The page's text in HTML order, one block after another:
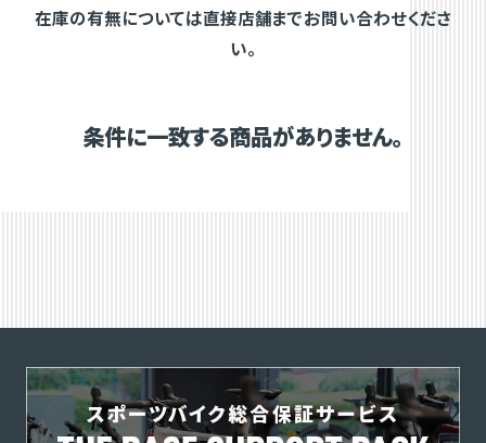
在庫の有無については直接店舗までお問い合わせくださ
い。
条件に一致する商品がありません。